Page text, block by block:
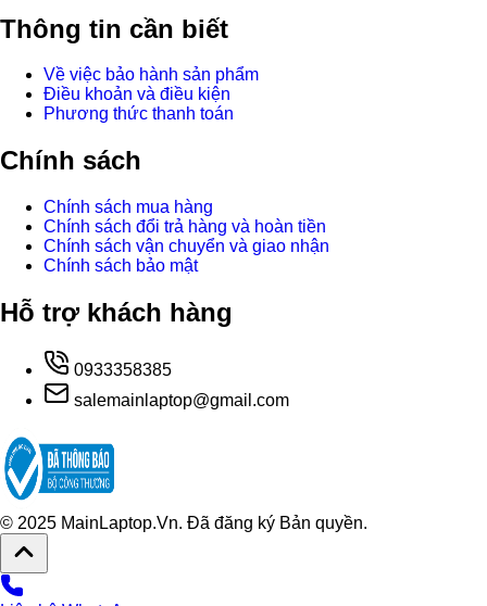
Thông tin cần biết
Về việc bảo hành sản phẩm
Điều khoản và điều kiện
Phương thức thanh toán
Chính sách
Chính sách mua hàng
Chính sách đổi trả hàng và hoàn tiền
Chính sách vận chuyển và giao nhận
Chính sách bảo mật
Hỗ trợ khách hàng
0933358385
salemainlaptop@gmail.com
© 2025 MainLaptop.Vn. Đã đăng ký Bản quyền.